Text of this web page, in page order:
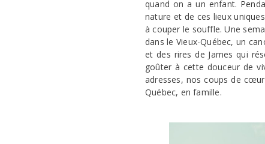
quand on a un enfant.
nature et de ces lieux
à couper le souffle. Une
dans le Vieux-Québec, un
et des rires de James qui
goûter à cette douceur de
adresses, nos coups de
Québec, en famille.